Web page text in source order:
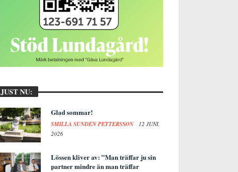
JUST NU:
Glad sommar!
SMILLA SUNDÉN PETTERSSON
12 JUNI,
2026
Lössen kliver av: ”Man träffar ju sin
partner mindre än man träffar